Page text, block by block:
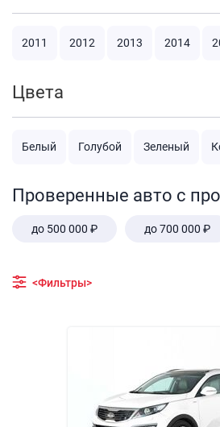
2011 2012 2013 2014
Цвета
Белый Голубой Зеленый
Проверенные авто с
до 500 000 ₽ до 700 000 ₽
<Фильтры>